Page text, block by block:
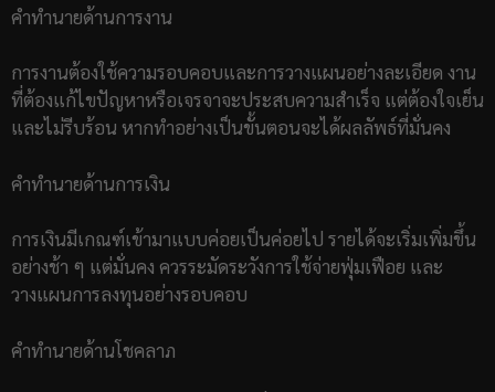
คำทำนายด้านการงาน
การงานต้องใช้ความรอบคอบและการวางแผนอย่างละเอียด งาน
ที่ต้องแก้ไขปัญหาหรือเจรจาจะประสบความสำเร็จ แต่ต้องใจเย็น
และไม่รีบร้อน หากทำอย่างเป็นขั้นตอนจะได้ผลลัพธ์ที่มั่นคง
คำทำนายด้านการเงิน
การเงินมีเกณฑ์เข้ามาแบบค่อยเป็นค่อยไป รายได้จะเริ่มเพิ่มขึ้น
อย่างช้า ๆ แต่มั่นคง ควรระมัดระวังการใช้จ่ายฟุ่มเฟือย และ
วางแผนการลงทุนอย่างรอบคอบ
คำทำนายด้านโชคลาภ